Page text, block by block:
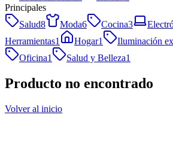
Principales
Salud8 Moda6 Cocina3
Herramientas1 Hogar1 Iluminación
Oficina1 Salud y Belleza1
Producto no encontrado
Volver al inicio